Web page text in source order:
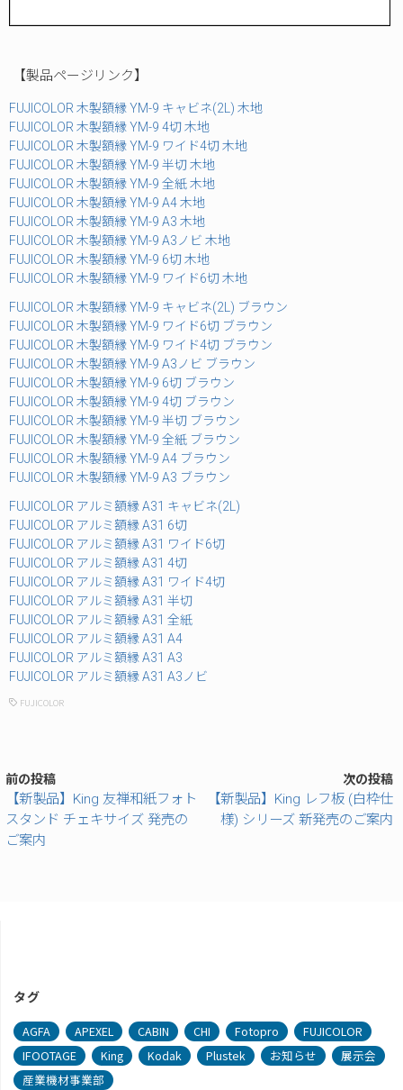
【製品ページリンク】
FUJICOLOR 木製額縁 YM-9 キャビネ(2L) 木地
FUJICOLOR 木製額縁 YM-9 4切 木地
FUJICOLOR 木製額縁 YM-9 ワイド4切 木地
FUJICOLOR 木製額縁 YM-9 半切 木地
FUJICOLOR 木製額縁 YM-9 全紙 木地
FUJICOLOR 木製額縁 YM-9 A4 木地
FUJICOLOR 木製額縁 YM-9 A3 木地
FUJICOLOR 木製額縁 YM-9 A3ノビ 木地
FUJICOLOR 木製額縁 YM-9 6切 木地
FUJICOLOR 木製額縁 YM-9 ワイド6切 木地
FUJICOLOR 木製額縁 YM-9 キャビネ(2L) ブラウン
FUJICOLOR 木製額縁 YM-9 ワイド6切 ブラウン
FUJICOLOR 木製額縁 YM-9 ワイド4切 ブラウン
FUJICOLOR 木製額縁 YM-9 A3ノビ ブラウン
FUJICOLOR 木製額縁 YM-9 6切 ブラウン
FUJICOLOR 木製額縁 YM-9 4切 ブラウン
FUJICOLOR 木製額縁 YM-9 半切 ブラウン
FUJICOLOR 木製額縁 YM-9 全紙 ブラウン
FUJICOLOR 木製額縁 YM-9 A4 ブラウン
FUJICOLOR 木製額縁 YM-9 A3 ブラウン
FUJICOLOR アルミ額縁 A31 キャビネ(2L)
FUJICOLOR アルミ額縁 A31 6切
FUJICOLOR アルミ額縁 A31 ワイド6切
FUJICOLOR アルミ額縁 A31 4切
FUJICOLOR アルミ額縁 A31 ワイド4切
FUJICOLOR アルミ額縁 A31 半切
FUJICOLOR アルミ額縁 A31 全紙
FUJICOLOR アルミ額縁 A31 A4
FUJICOLOR アルミ額縁 A31 A3
FUJICOLOR アルミ額縁 A31 A3ノビ
FUJICOLOR
前の投稿
【新製品】King 友禅和紙フォト
スタンド チェキサイズ 発売の
ご案内
次の投稿
【新製品】King レフ板 (白枠仕
様) シリーズ 新発売のご案内
タグ
AGFA APEXEL CABIN CHI Fotopro
FUJICOLOR
IFOOTAGE
King Kodak Plustek お知らせ
展示会
産業機材事業部